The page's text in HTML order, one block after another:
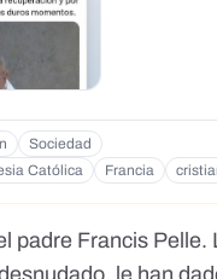
odio a los cristianos,
Sociedad
Católica Francia
padre Francis